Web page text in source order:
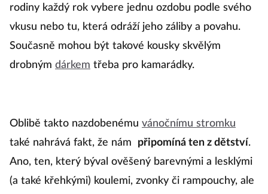
rodiny každý rok vybere jednu ozdobu podle svého
vkusu nebo tu, která odráží jeho záliby a povahu.
Současně mohou být takové kousky skvělým
drobným dárkem třeba pro kamarádky.
Oblibě takto nazdobenému vánočnímu stromku
také nahrává fakt, že nám
připomíná ten z dětství.
Ano, ten, který býval ověšený barevnými a lesklými
(a také křehkými) koulemi, zvonky či rampouchy, ale